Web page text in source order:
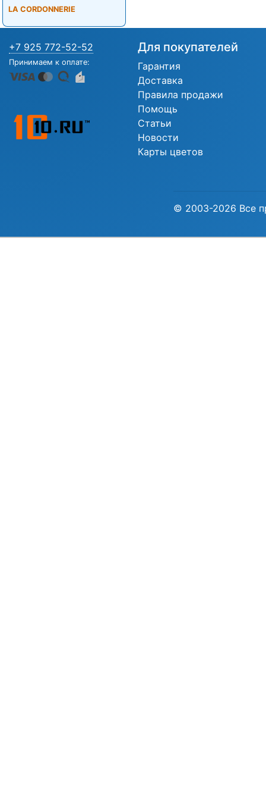
LA CORDONNERIE
+7 925 772-52-52
Принимаем к оплате:
Для покупателей
Гарантия
Доставка
Правила продажи
Помощь
Статьи
Новости
Карты цветов
© 2003-2026 Все